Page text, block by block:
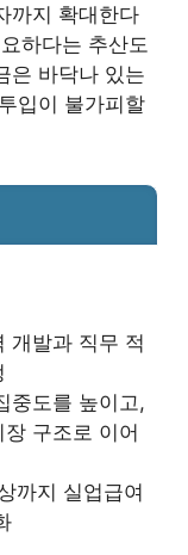
까지 확대한다
하다는 추산도
은 바닥나 있는
입이 불가피할
개발과 직무 적
중도를 높이고,
구조로 이어
까지 실업급여